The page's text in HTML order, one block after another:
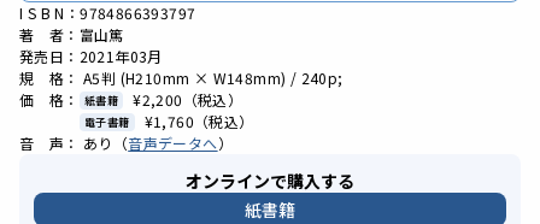
I S B N：9784866393797
著 者：富山篤
発売日：2021年03月
規 格： A5判 (H210mm × W148mm) / 240p;
価 格：
紙書籍 ¥2,200 （税込）
電子書籍 ¥1,760 （税込）
音 声： あり（音声データへ）
オンラインで購入する
紙書籍